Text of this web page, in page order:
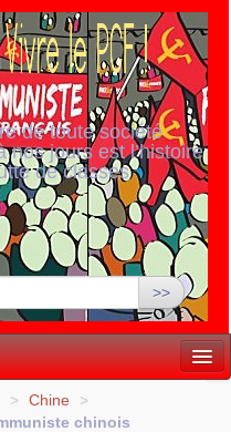
de toute société
nos jours est l’histoire
de classes
>>
> Chine
>
chinois